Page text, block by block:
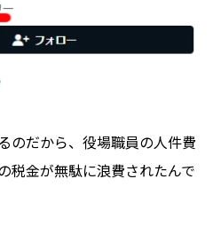
のだから、役場職員の人件費
税金が無駄に浪費されたんで